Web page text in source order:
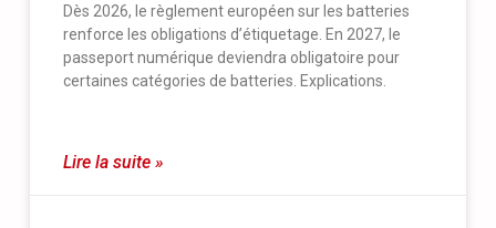
Dès 2026, le règlement européen sur les batteries
renforce les obligations d’étiquetage. En 2027, le
passeport numérique deviendra obligatoire pour
certaines catégories de batteries. Explications.
Lire la suite »